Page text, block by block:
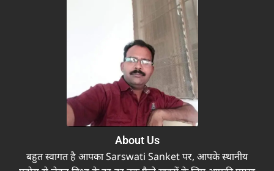
About Us
बहुत स्वागत है आपका Sarswati Sanket पर, आपके स्थानीय